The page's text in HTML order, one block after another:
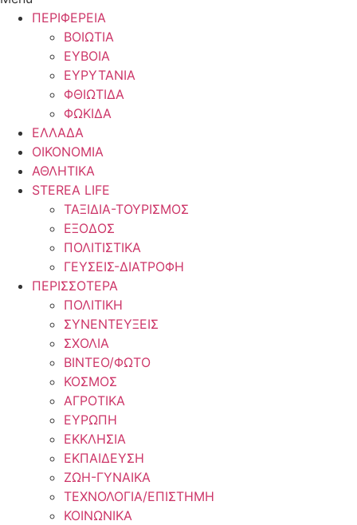
ΠΕΡΙΦΕΡΕΙΑ
ΒΟΙΩΤΙΑ
ΕΥΒΟΙΑ
ΕΥΡΥΤΑΝΙΑ
ΦΘΙΩΤΙΔΑ
ΦΩΚΙΔΑ
ΕΛΛΑΔΑ
ΟΙΚΟΝΟΜΙΑ
ΑΘΛΗΤΙΚΑ
STEREA LIFE
ΤΑΞΙΔΙΑ-ΤΟΥΡΙΣΜΟΣ
ΕΞΟΔΟΣ
ΠΟΛΙΤΙΣΤΙΚΑ
ΓΕΥΣΕΙΣ-ΔΙΑΤΡΟΦΗ
ΠΕΡΙΣΣΟΤΕΡΑ
ΠΟΛΙΤΙΚΗ
ΣΥΝΕΝΤΕΥΞΕΙΣ
ΣΧΟΛΙΑ
ΒΙΝΤΕΟ/ΦΩΤΟ
ΚΟΣΜΟΣ
ΑΓΡΟΤΙΚΑ
ΕΥΡΩΠΗ
ΕΚΚΛΗΣΙΑ
ΕΚΠΑΙΔΕΥΣΗ
ΖΩΗ-ΓΥΝΑΙΚΑ
ΤΕΧΝΟΛΟΓΙΑ/ΕΠΙΣΤΗΜΗ
ΚΟΙΝΩΝΙΚΑ